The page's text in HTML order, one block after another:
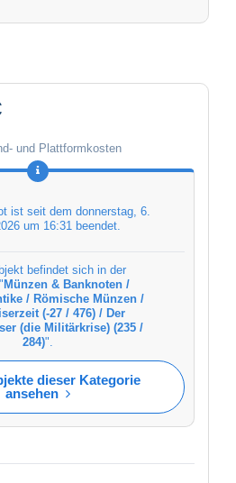
und Plattformkosten
ist seit dem donnerstag, 6.
um 16:31 beendet.
befindet sich in der
Münzen & Banknoten /
/ Römische Münzen /
(-27 / 476) / Der
(die Militärkrise) (235 /
284)".
dieser Kategorie
ansehen